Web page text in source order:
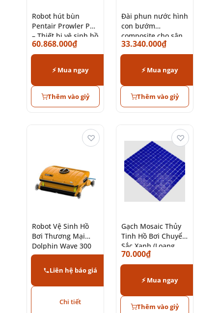
Robot hút bùn
Pentair Prowler P20
– Thiết bị vệ sinh hồ
bơi cao cấp Mỹ
60.868.000₫
⚡ Mua ngay
Thêm vào giỷ
Đài phun nước hình
con bướm
composite cho sân
chơi nước trẻ em
33.340.000₫
⚡ Mua ngay
Thêm vào giỷ
Robot Vệ Sinh Hồ
Bơi Thương Mại
Dolphin Wave 300
XL Maytronics
Liên hệ báo giá
Chi tiết
♡
Gạch Mosaic Thủy
Tinh Hồ Bơi Chuyển
Sắc Xanh (Loang
Màu) Đốm
70.000₫
⚡ Mua ngay
Thêm vào giỷ
♡